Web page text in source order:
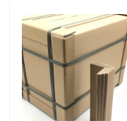
Papier ochronny do
Tymczasowa